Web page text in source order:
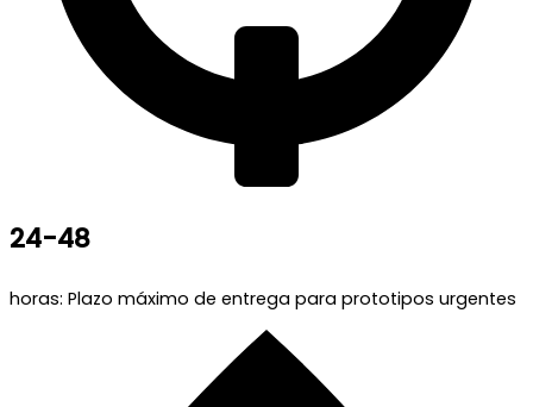
24-48
horas: Plazo máximo de entrega para prototipos urgentes